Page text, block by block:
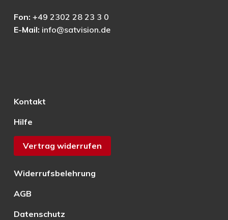
Fon: +49 2302 28 23 3 0
E-Mail: info@satvision.de
Kontakt
Hilfe
Vertrag widerrufen
Widerrufsbelehrung
AGB
Datenschutz